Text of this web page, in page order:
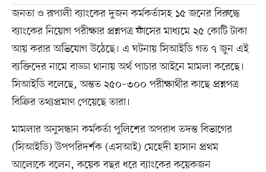
জনতা ও রূপালী ব্যাংকের দুজন কর্মকর্তাসহ ১৫ জনের বিরুদ্ধে
ব্যাংকের নিয়োগ পরীক্ষার প্রশ্নপত্র ফাঁসের মাধ্যমে ২৫ কোটি টাকা
আয় করার অভিযোগ উঠেছে। এ ঘটনায় সিআইডি গত ৭ জুন এই
ব্যক্তিদের নামে বাড্ডা থানায় অর্থ পাচার আইনে মামলা করেছে।
সিআইডি বলেছে, অন্তত ২৫০–৩০০ পরীক্ষার্থীর কাছে প্রশ্নপত্র
বিক্রির তথ্যপ্রমাণ পেয়েছে তারা।
মামলার অনুসন্ধান কর্মকর্তা পুলিশের অপরাধ তদন্ত বিভাগের
(সিআইডি) উপপরিদর্শক (এসআই) মেহেদী হাসান প্রথম
আলোকে বলেন, কয়েক বছর ধরে ব্যাংকের কয়েকজন